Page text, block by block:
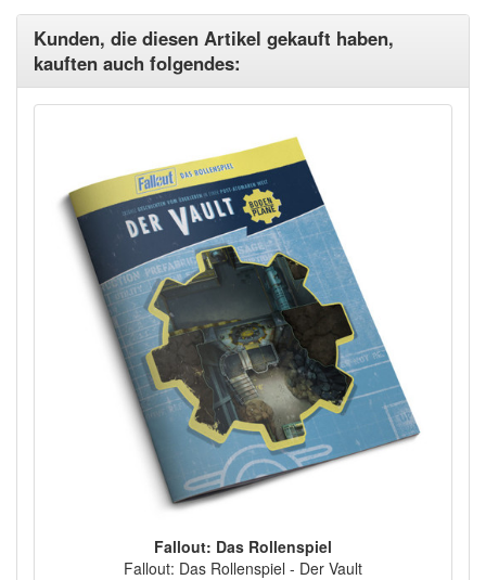
Kunden, die diesen Artikel gekauft haben,
kauften auch folgendes:
Fallout: Das Rollenspiel
Fallout: Das Rollenspiel - Der Vault